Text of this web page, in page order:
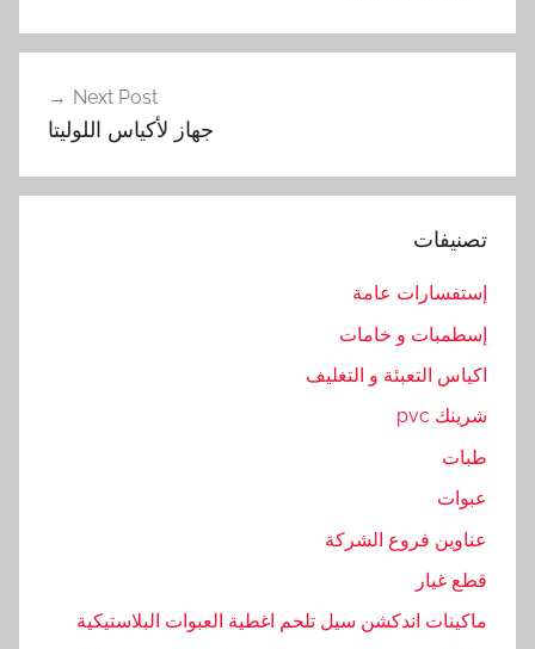
ه
ه
ا
ز
,
خ
ف
ه
س
ك
Next Post
جهاز لأكياس اللوليتا
تصنيفات
إستفسارات عامة
إسطمبات و خامات
اكياس التعبئة و التغليف
شرينك pvc
طبات
عبوات
عناوين فروع الشركة
قطع غيار
ماكينات اندكشن سيل تلحم اغطية العبوات البلاستيكية